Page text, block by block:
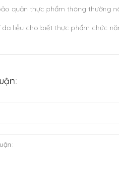
quản thực phẩm thông thường
liễu cho biết thực phẩm chức